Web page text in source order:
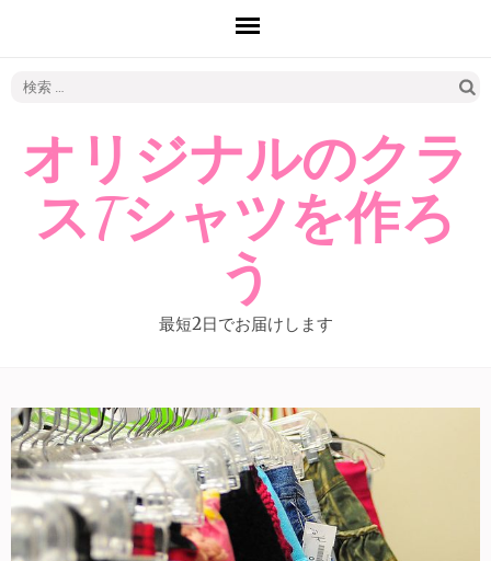
オリジナルのクラ
スTシャツを作ろ
う
最短2日でお届けします